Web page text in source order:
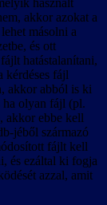
használt
akkor azokat a
másolni a
és ott
hatástalanítani,
kérdéses fájl
akkor abból is ki
ha olyan fájl (pl.
akkor ebbe kell
jéből származó
fájlt kell
és ezáltal ki fogja
azzal, amit